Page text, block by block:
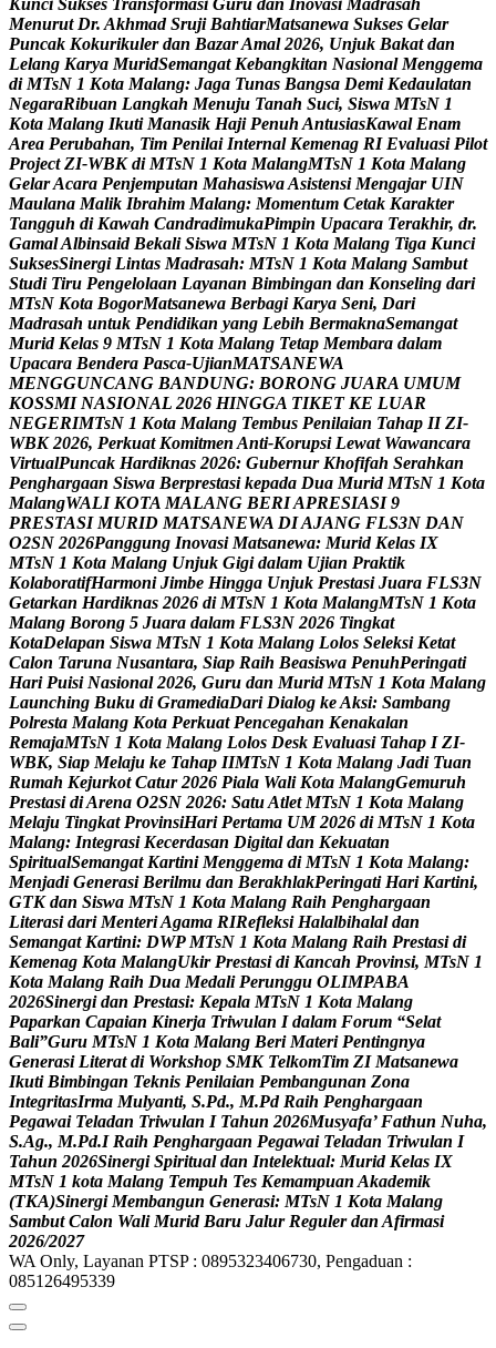
Kunci Sukses Transformasi Guru dan Inovasi Madrasah
Menurut Dr. Akhmad Sruji BahtiarMatsanewa Sukses Gelar
Puncak Kokurikuler dan BazarAmal 2026, Unjuk Bakat dan
Lelang Karya MuridSemangat Kebangkitan Nasional Menggema
di MTsN 1 Kota Malang: Jaga Tunas Bangsa Demi Kedaulatan
NegaraRibuan Langkah Menuju Tanah Suci, Siswa MTsN 1
Kota Malang Ikuti Manasik Haji Penuh AntusiasKawal Enam
Area Perubahan, Tim Penilai Internal Kemenag RI Evaluasi Pilot
Project ZI-WBK di MTsN 1 Kota MalangMTsN 1 Kota Malang
GelarAcara Penjemputan MahasiswaAsistensi Mengajar UIN
Maulana Malik Ibrahim Malang: Momentum Cetak Karakter
Tangguh di Kawah CandradimukaPimpin Upacara Terakhir, dr.
GamalAlbinsaid Bekali Siswa MTsN 1 Kota Malang Tiga Kunci
SuksesSinergi Lintas Madrasah: MTsN 1 Kota Malang Sambut
Studi Tiru Pengelolaan Layanan Bimbingan dan Konseling dari
MTsN Kota BogorMatsanewa Berbagi Karya Seni, Dari
Madrasah untuk Pendidikan yang Lebih BermaknaSemangat
Murid Kelas 9 MTsN 1 Kota Malang Tetap Membara dalam
Upacara Bendera Pasca-UjianMATSANEWA
MENGGUNCANG BANDUNG: BORONG JUARA UMUM
KOSSMI NASIONAL 2026 HINGGA TIKET KE LUAR
NEGERIMTsN 1 Kota Malang Tembus Penilaian Tahap II ZI-
WBK 2026, Perkuat Komitmen Anti-Korupsi Lewat Wawancara
VirtualPuncak Hardiknas 2026: Gubernur Khofifah Serahkan
Penghargaan Siswa Berprestasi kepada Dua Murid MTsN 1 Kota
MalangWALI KOTA MALANG BERIAPRESIASI 9
PRESTASI MURID MATSANEWA DIAJANG FLS3N DAN
O2SN 2026Panggung Inovasi Matsanewa: Murid Kelas IX
MTsN 1 Kota Malang Unjuk Gigi dalam Ujian Praktik
KolaboratifHarmoni Jimbe Hingga Unjuk Prestasi Juara FLS3N
Getarkan Hardiknas 2026 di MTsN 1 Kota MalangMTsN 1 Kota
Malang Borong 5 Juara dalam FLS3N 2026 Tingkat
KotaDelapan Siswa MTsN 1 Kota Malang Lolos Seleksi Ketat
Calon Taruna Nusantara, Siap Raih Beasiswa PenuhPeringati
Hari Puisi Nasional 2026, Guru dan Murid MTsN 1 Kota Malang
Launching Buku di GramediaDari Dialog keAksi: Sambang
Polresta Malang Kota Perkuat Pencegahan Kenakalan
RemajaMTsN 1 Kota Malang Lolos Desk Evaluasi Tahap I ZI-
WBK, Siap Melaju ke Tahap IIMTsN 1 Kota Malang Jadi Tuan
Rumah Kejurkot Catur 2026 Piala Wali Kota MalangGemuruh
Prestasi diArena O2SN 2026: SatuAtlet MTsN 1 Kota Malang
Melaju Tingkat ProvinsiHari Pertama UM 2026 di MTsN 1 Kota
Malang: Integrasi Kecerdasan Digital dan Kekuatan
SpiritualSemangat Kartini Menggema di MTsN 1 Kota Malang:
Menjadi Generasi Berilmu dan BerakhlakPeringati Hari Kartini,
GTK dan Siswa MTsN 1 Kota Malang Raih Penghargaan
Literasi dari MenteriAgama RIRefleksi Halalbihalal dan
Semangat Kartini: DWP MTsN 1 Kota Malang Raih Prestasi di
Kemenag Kota MalangUkir Prestasi di Kancah Provinsi, MTsN 1
Kota Malang Raih Dua Medali Perunggu OLIMPABA
2026Sinergi dan Prestasi: Kepala MTsN 1 Kota Malang
Paparkan Capaian Kinerja Triwulan I dalam Forum “Selat
Bali”Guru MTsN 1 Kota Malang Beri Materi Pentingnya
Generasi Literat di Workshop SMK TelkomTim ZI Matsanewa
Ikuti Bimbingan Teknis Penilaian Pembangunan Zona
IntegritasIrma Mulyanti, S.Pd., M.Pd Raih Penghargaan
Pegawai Teladan Triwulan I Tahun 2026Musyafa’ Fathun Nuha,
S.Ag., M.Pd.I Raih Penghargaan Pegawai Teladan Triwulan I
Tahun 2026Sinergi Spiritual dan Intelektual: Murid Kelas IX
MTsN 1 kota Malang Tempuh Tes Kemampuan Akademik
(TKA)Sinergi Membangun Generasi: MTsN 1 Kota Malang
Sambut Calon Wali Murid Baru Jalur Reguler dan Afirmasi
2026/2027
WA Only, Layanan PTSP : 0895323406730, Pengaduan :
085126495339